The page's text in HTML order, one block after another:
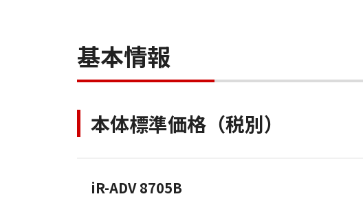
基本情報
本体標準価格（税別）
iR-ADV 8705B